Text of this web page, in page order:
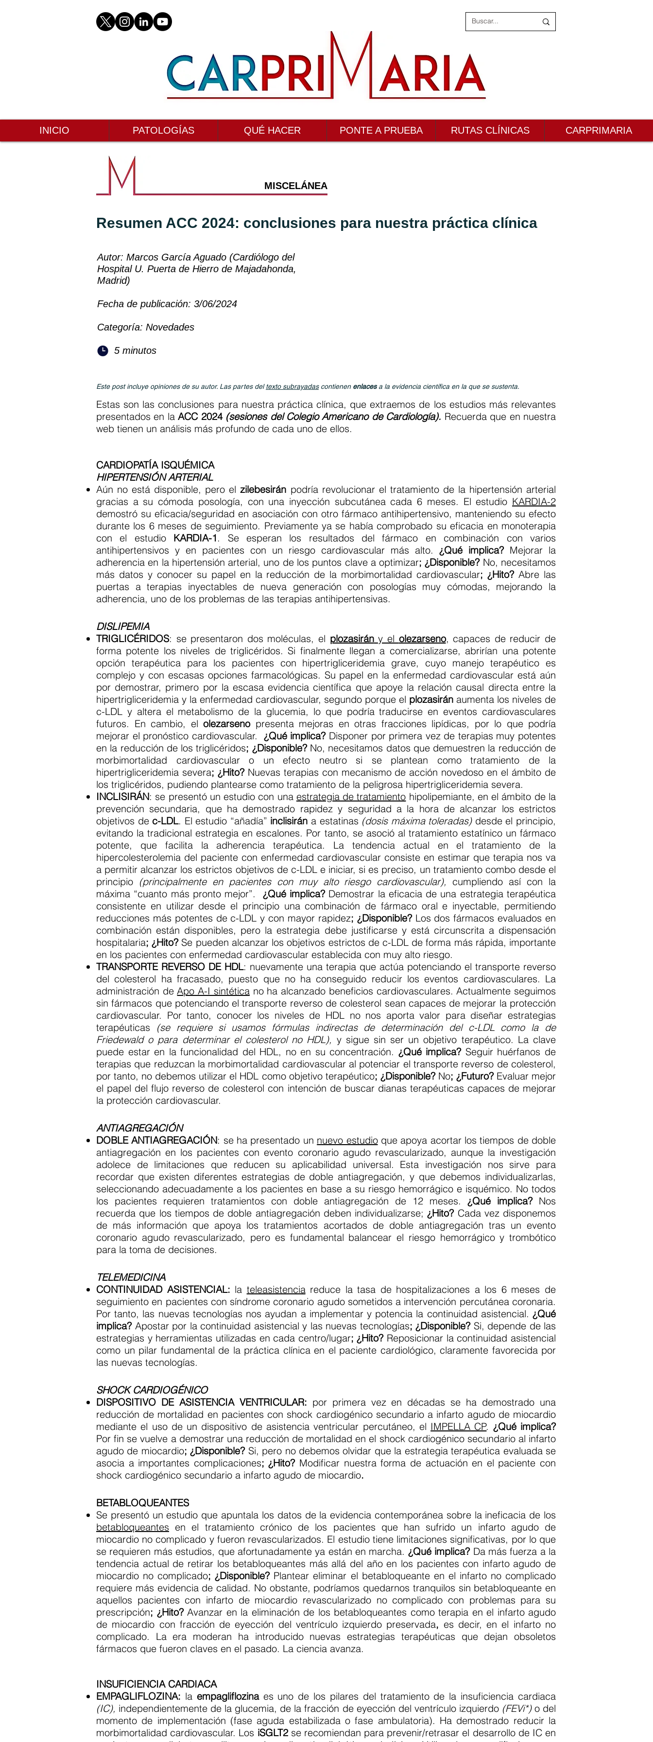
INICIO PATOLOGÍAS QUÉ HACER PONTE A PRUEBA RUTAS CLÍNICAS CARPRIMARIA
MISCELÁNEA
Resumen ACC 2024: conclusiones para nuestra práctica clínica
Autor: Marcos García Aguado (Cardiólogo del
Hospital U. Puerta de Hierro de Majadahonda,
Madrid)
Fecha de publicación: 3/06/2024
Categoría: Novedades
5 minutos
Este post incluye opiniones de su autor. Las partes deltexto subrayadascontienen enlacesa la evidencia científica en la que se sustenta.
Estas son las conclusiones para nuestra práctica clínica, que extraemos de los estudios más relevantes
presentados en laACC 2024 (sesiones del Colegio Americano de Cardiología). Recuerda que en nuestra
web tienen un análisis más profundo de cada uno de ellos.
CARDIOPATÍA ISQUÉMICA
HIPERTENSIÓN ARTERIAL
Aún no está disponible, pero elzilebesirán podría revolucionar el tratamiento de la hipertensión arterial
gracias a su cómoda posología, con una inyección subcutánea cada 6 meses. El estudio KARDIA-2
demostró su eficacia/seguridad en asociación con otro fármaco antihipertensivo, manteniendo su efecto
durante los 6 meses de seguimiento. Previamente ya se había comprobado su eficacia en monoterapia
con el estudio KARDIA-1. Se esperan los resultados del fármaco en combinación con varios
antihipertensivos y en pacientes con un riesgo cardiovascular más alto. ¿Qué implica? Mejorar la
adherencia en la hipertensión arterial, uno de los puntos clave a optimizar; ¿Disponible? No, necesitamos
más datos y conocer su papel en la reducción de la morbimortalidad cardiovascular; ¿Hito?Abre las
puertas a terapias inyectables de nueva generación con posologías muy cómodas, mejorando la
adherencia, uno de los problemas de las terapias antihipertensivas.
DISLIPEMIA
TRIGLICÉRIDOS: se presentaron dos moléculas, el plozasirány el olezarseno, capaces de reducir de
forma potente los niveles de triglicéridos. Si finalmente llegan a comercializarse, abrirían una potente
opción terapéutica para los pacientes con hipertrigliceridemia grave, cuyo manejo terapéutico es
complejo y con escasas opciones farmacológicas. Su papel en la enfermedad cardiovascular está aún
por demostrar, primero por la escasa evidencia científica que apoye la relación causal directa entre la
hipertrigliceridemia y la enfermedad cardiovascular, segundo porque el plozasirán aumenta los niveles de
c-LDL y altera el metabolismo de la glucemia, lo que podría traducirse en eventos cardiovasculares
futuros. En cambio, el olezarsenopresenta mejoras en otras fracciones lipídicas, por lo que podría
mejorar el pronóstico cardiovascular. ¿Qué implica? Disponer por primera vez de terapias muy potentes
en la reducción de los triglicéridos; ¿Disponible? No, necesitamos datos que demuestren la reducción de
morbimortalidad cardiovascular o un efecto neutro si se plantean como tratamiento de la
hipertrigliceridemia severa; ¿Hito? Nuevas terapias con mecanismo de acción novedoso en el ámbito de
los triglicéridos, pudiendo plantearse como tratamiento de la peligrosa hipertrigliceridemia severa.
INCLISIRÁN: se presentó un estudio con una estrategia de tratamiento hipolipemiante, en el ámbito de la
prevención secundaria, que ha demostrado rapidez y seguridad a la hora de alcanzar los estrictos
objetivos de c-LDL. El estudio “añadía” inclisirán a estatinas (dosis máxima toleradas)desde el principio,
evitando la tradicional estrategia en escalones. Por tanto, se asoció al tratamiento estatínico un fármaco
potente, que facilita la adherencia terapéutica. La tendencia actual en el tratamiento de la
hipercolesterolemia del paciente con enfermedad cardiovascular consiste en estimar que terapia nos va
a permitir alcanzar los estrictos objetivos de c-LDL e iniciar, si es preciso, un tratamiento combo desde el
principio (principalmente en pacientes con muy alto riesgo cardiovascular), cumpliendo así con la
máxima “cuanto más pronto mejor”. ¿Qué implica? Demostrar la eficacia de una estrategia terapéutica
consistente en utilizar desde el principio una combinación de fármaco oral e inyectable, permitiendo
reducciones más potentes de c-LDL y con mayor rapidez; ¿Disponible? Los dos fármacos evaluados en
combinación están disponibles, pero la estrategia debe justificarse y está circunscrita a dispensación
hospitalaria; ¿Hito? Se pueden alcanzar los objetivos estrictos de c-LDL de forma más rápida, importante
en los pacientes con enfermedad cardiovascular establecida con muy alto riesgo.
TRANSPORTE REVERSO DE HDL: nuevamente una terapia que actúa potenciando el transporte reverso
del colesterol ha fracasado, puesto que no ha conseguido reducir los eventos cardiovasculares. La
administración deApo A-I sintéticano ha alcanzado beneficios cardiovasculares. Actualmente seguimos
sin fármacos que potenciando el transporte reverso de colesterol sean capaces de mejorar la protección
cardiovascular. Por tanto, conocer los niveles de HDL no nos aporta valor para diseñar estrategias
terapéuticas (se requiere si usamos fórmulas indirectas de determinación del c-LDL como la de
Friedewald o para determinar el colesterol no HDL), y sigue sin ser un objetivo terapéutico. La clave
puede estar en la funcionalidad del HDL, no en su concentración. ¿Qué implica? Seguir huérfanos de
terapias que reduzcan la morbimortalidad cardiovascular al potenciar el transporte reverso de colesterol,
por tanto, no debemos utilizar el HDL como objetivo terapéutico; ¿Disponible? No; ¿Futuro? Evaluar mejor
el papel del flujo reverso de colesterol con intención de buscar dianas terapéuticas capaces de mejorar
la protección cardiovascular.
ANTIAGREGACIÓN
DOBLE ANTIAGREGACIÓN: se ha presentado un nuevo estudioque apoya acortar los tiempos de doble
antiagregación en los pacientes con evento coronario agudo revascularizado, aunque la investigación
adolece de limitaciones que reducen su aplicabilidad universal. Esta investigación nos sirve para
recordar que existen diferentes estrategias de doble antiagregación, y que debemos individualizarlas,
seleccionando adecuadamente a los pacientes en base a su riesgo hemorrágico e isquémico. No todos
los pacientes requieren tratamientos con doble antiagregación de 12 meses. ¿Qué implica? Nos
recuerda que los tiempos de doble antiagregación deben individualizarse; ¿Hito? Cada vez disponemos
de más información que apoya los tratamientos acortados de doble antiagregación tras un evento
coronario agudo revascularizado, pero es fundamental balancear el riesgo hemorrágico y trombótico
para la toma de decisiones.
TELEMEDICINA
CONTINUIDAD ASISTENCIAL: la teleasistenciareduce la tasa de hospitalizaciones a los 6 meses de
seguimiento en pacientes con síndrome coronario agudo sometidos a intervención percutánea coronaria.
Por tanto, las nuevas tecnologías nos ayudan a implementar y potencia la continuidad asistencial. ¿Qué
implica?Apostar por la continuidad asistencial y las nuevas tecnologías; ¿Disponible? Si, depende de las
estrategias y herramientas utilizadas en cada centro/lugar; ¿Hito? Reposicionar la continuidad asistencial
como un pilar fundamental de la práctica clínica en el paciente cardiológico, claramente favorecida por
las nuevas tecnologías.
SHOCK CARDIOGÉNICO
DISPOSITIVO DE ASISTENCIA VENTRICULAR: por primera vez en décadas se ha demostrado una
reducción de mortalidad en pacientes con shock cardiogénico secundario a infarto agudo de miocardio
mediante el uso de un dispositivo de asistencia ventricular percutáneo, el IMPELLA CP. ¿Qué implica?
Por fin se vuelve a demostrar una reducción de mortalidad en el shock cardiogénico secundario al infarto
agudo de miocardio; ¿Disponible? Si, pero no debemos olvidar que la estrategia terapéutica evaluada se
asocia a importantes complicaciones; ¿Hito? Modificar nuestra forma de actuación en el paciente con
shock cardiogénico secundario a infarto agudo de miocardio.
BETABLOQUEANTES
Se presentó un estudio que apuntala los datos de la evidencia contemporánea sobre la ineficacia de los
betabloqueantes en el tratamiento crónico de los pacientes que han sufrido un infarto agudo de
miocardio no complicado y fueron revascularizados. El estudio tiene limitaciones significativas, por lo que
se requieren más estudios, que afortunadamente ya están en marcha. ¿Qué implica? Da más fuerza a la
tendencia actual de retirar los betabloqueantes más allá del año en los pacientes con infarto agudo de
miocardio no complicado; ¿Disponible? Plantear eliminar el betabloqueante en el infarto no complicado
requiere más evidencia de calidad. No obstante, podríamos quedarnos tranquilos sin betabloqueante en
aquellos pacientes con infarto de miocardio revascularizado no complicado con problemas para su
prescripción; ¿Hito? Avanzar en la eliminación de los betabloqueantes como terapia en el infarto agudo
de miocardio con fracción de eyección del ventrículo izquierdo preservada, es decir, en el infarto no
complicado. La era moderan ha introducido nuevas estrategias terapéuticas que dejan obsoletos
fármacos que fueron claves en el pasado. La ciencia avanza.
INSUFICIENCIA CARDIACA
EMPAGLIFLOZINA: la empagliflozinaes uno de los pilares del tratamiento de la insuficiencia cardiaca
(IC), independientemente de la glucemia, de la fracción de eyección del ventrículo izquierdo(FEVi*) o del
momento de implementación (fase aguda estabilizada o fase ambulatoria). Ha demostrado reducir la
morbimortalidad cardiovascular. Los iSGLT2se recomiendan para prevenir/retrasar el desarrollo de IC en